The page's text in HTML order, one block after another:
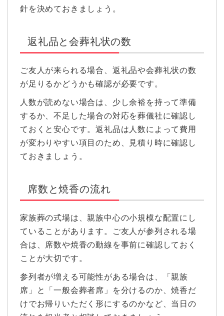
針を決めておきましょう。
返礼品と会葬礼状の数
ご友人が来られる場合、返礼品や会葬礼状の数
が足りるかどうかも確認が必要です。
人数が読めない場合は、少し余裕を持って準備
するか、不足した場合の対応を葬儀社に確認し
ておくと安心です。返礼品は人数によって費用
が変わりやすい項目のため、見積り時に確認し
ておきましょう。
席数と焼香の流れ
家族葬の式場は、親族中心の小規模な配置にし
ていることがあります。ご友人が参列される場
合は、席数や焼香の動線を事前に確認しておく
ことが大切です。
参列者が増える可能性がある場合は、「親族
席」と「一般会葬者席」を分けるのか、焼香だ
けでお帰りいただく形にするのかなど、当日の